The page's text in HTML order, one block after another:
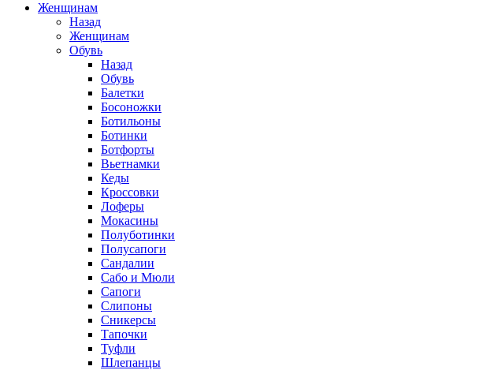
Женщинам
Назад
Женщинам
Обувь
Назад
Обувь
Балетки
Босоножки
Ботильоны
Ботинки
Ботфорты
Вьетнамки
Кеды
Кроссовки
Лоферы
Мокасины
Полуботинки
Полусапоги
Сандалии
Сабо и Мюли
Сапоги
Слипоны
Сникерсы
Тапочки
Туфли
Шлепанцы